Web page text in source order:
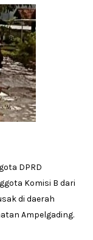
DPRD
Komisi B dari
di daerah
Ampelgading.